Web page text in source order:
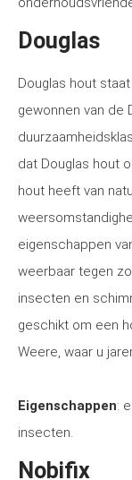
Douglas
Douglas hout
gewonnen van de
dat Douglas hout
hout heeft van
eigenschappen
weerbaar tegen
insecten en
geschikt om een
Weere, waar u
Eigenschappen:
insecten.
Nobifix